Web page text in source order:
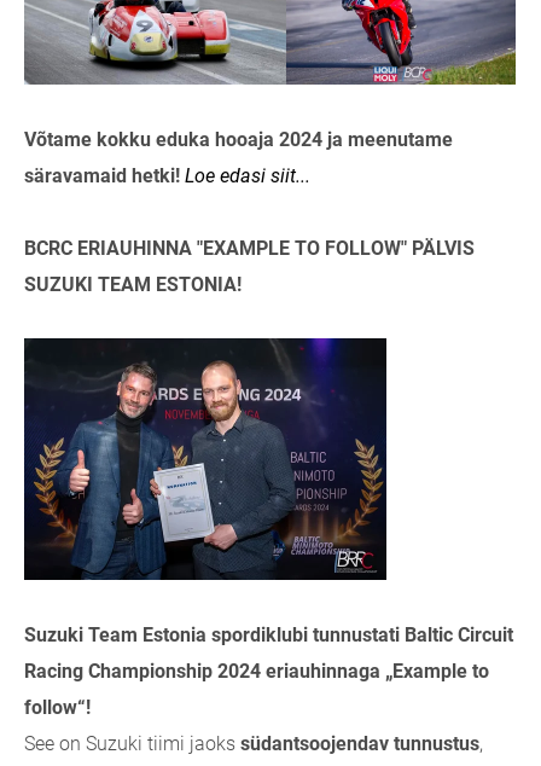
Võtame kokku eduka hooaja 2024 ja meenutame
säravamaid hetki! Loe edasi siit...
BCRC ERIAUHINNA "EXAMPLE TO FOLLOW" PÄLVIS
SUZUKI TEAM ESTONIA!
Suzuki Team Estonia spordiklubi tunnustati Baltic Circuit
Racing Championship 2024 eriauhinnaga „Example to
follow“!
See on Suzuki tiimi jaoks südantsoojendav tunnustus,